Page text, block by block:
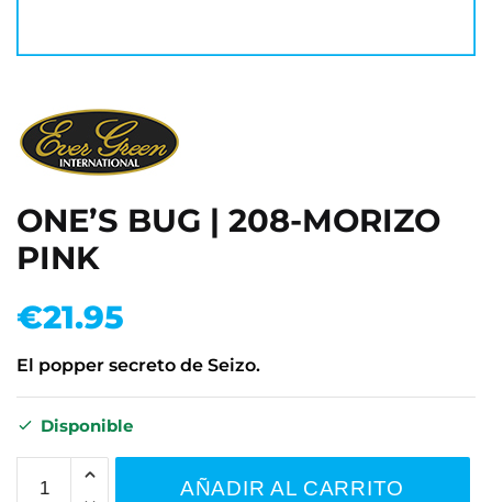
ONE’S BUG | 208-MORIZO
PINK
€21.95
El popper secreto de Seizo.
Disponible
AÑADIR AL CARRITO